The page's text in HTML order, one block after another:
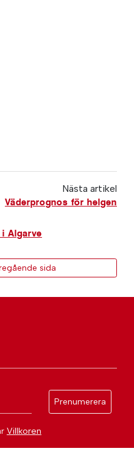
Nästa artikel
Väderprognos för helgen
Algarve
sida
Prenumerera
Villkoren